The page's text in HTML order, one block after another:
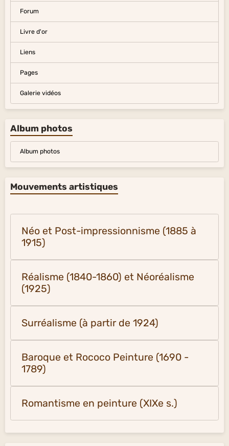
Forum
Livre d'or
Liens
Pages
Galerie vidéos
Album photos
Album photos
Mouvements artistiques
Néo et Post-impressionnisme (1885 à
1915)
Réalisme (1840-1860) et Néoréalisme
(1925)
Surréalisme (à partir de 1924)
Baroque et Rococo Peinture (1690 -
1789)
Romantisme en peinture (XIXe s.)